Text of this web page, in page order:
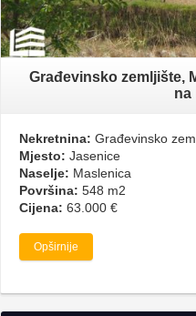
Građevinsko zemljište,
na
Nekretnina: Građevinsko
Mjesto: Jasenice
Naselje: Maslenica
Površina: 548 m2
Cijena: 63.000 €
Opširnije